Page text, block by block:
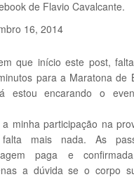
de Flavio Cavalcante.
16, 2014
que início este post,
para a Maratona de
estou encarando o
minha participação na
mais nada. As
paga e
a dúvida se o corpo